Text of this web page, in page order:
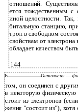
отношений.
ется тождественным с
иной целостности.
битальную станцию,
трон в свободном
свойствам от
обладает качеством
144
Ь Онтология—
том, он соединен с
в некоторую физическую
стоит из электронов
жения "состоит из"), хотя